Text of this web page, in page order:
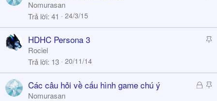
c
k
Nomurasan
Trả lời 41 24/3/15
S
c
k
HDHC Persona 3
Rociel
Trả lời 13 20/11/14
Đ S
Các câu hỏi về cấu hình game chú ý
Nomurasan